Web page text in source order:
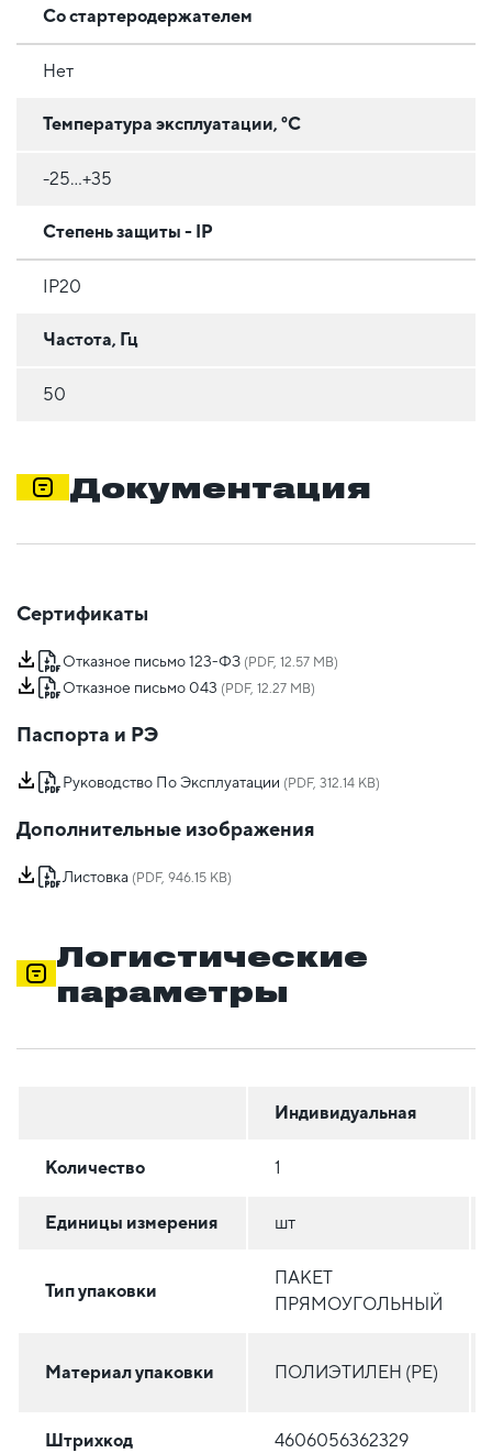
Со стартеродержателем
Нет
Температура эксплуатации, °C
-25...+35
Степень защиты - IP
IP20
Частота, Гц
50
Документация
Сертификаты
Отказное письмо 123-ФЗ (PDF, 12.57 MB)
Отказное письмо 043 (PDF, 12.27 MB)
Паспорта и РЭ
Руководство По Эксплуатации (PDF, 312.14 KB)
Дополнительные изображения
Листовка (PDF, 946.15 KB)
Логистические
параметры
Индивидуальная
Количество 1
Единицы измерения шт
Тип упаковки
ПАКЕТ
ПРЯМОУГОЛЬНЫЙ
Материал упаковки ПОЛИЭТИЛЕН (PE)
Штрихкод 4606056362329